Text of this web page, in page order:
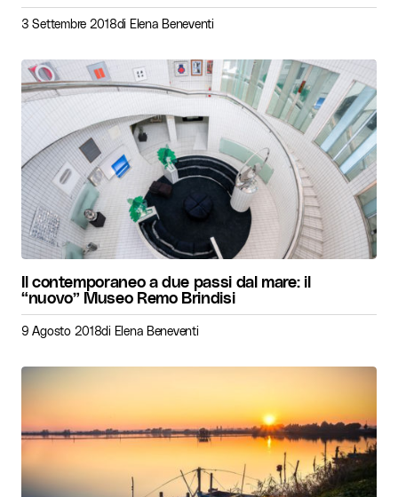
3 Settembre 2018di Elena Beneventi
Il contemporaneo a due passi dal mare: il
“nuovo” Museo Remo Brindisi
9 Agosto 2018di Elena Beneventi